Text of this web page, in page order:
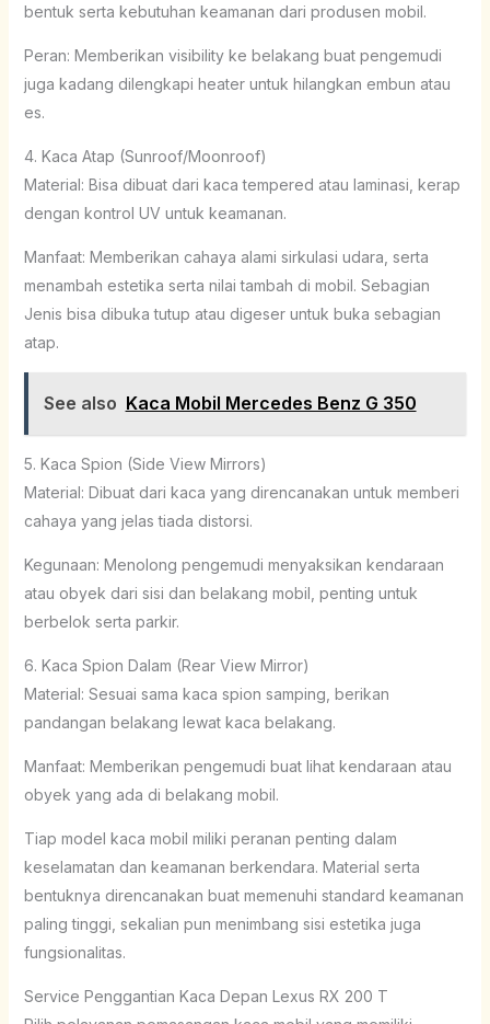
bentuk serta kebutuhan keamanan dari produsen mobil.
Peran: Memberikan visibility ke belakang buat pengemudi
juga kadang dilengkapi heater untuk hilangkan embun atau
es.
4. Kaca Atap (Sunroof/Moonroof)
Material: Bisa dibuat dari kaca tempered atau laminasi, kerap
dengan kontrol UV untuk keamanan.
Manfaat: Memberikan cahaya alami sirkulasi udara, serta
menambah estetika serta nilai tambah di mobil. Sebagian
Jenis bisa dibuka tutup atau digeser untuk buka sebagian
atap.
See also Kaca Mobil Mercedes Benz G 350
5. Kaca Spion (Side View Mirrors)
Material: Dibuat dari kaca yang direncanakan untuk memberi
cahaya yang jelas tiada distorsi.
Kegunaan: Menolong pengemudi menyaksikan kendaraan
atau obyek dari sisi dan belakang mobil, penting untuk
berbelok serta parkir.
6. Kaca Spion Dalam (Rear View Mirror)
Material: Sesuai sama kaca spion samping, berikan
pandangan belakang lewat kaca belakang.
Manfaat: Memberikan pengemudi buat lihat kendaraan atau
obyek yang ada di belakang mobil.
Tiap model kaca mobil miliki peranan penting dalam
keselamatan dan keamanan berkendara. Material serta
bentuknya direncanakan buat memenuhi standard keamanan
paling tinggi, sekalian pun menimbang sisi estetika juga
fungsionalitas.
Service Penggantian Kaca Depan Lexus RX 200 T